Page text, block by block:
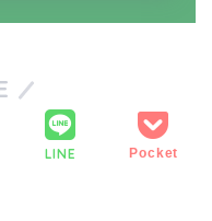
LINE Pocket